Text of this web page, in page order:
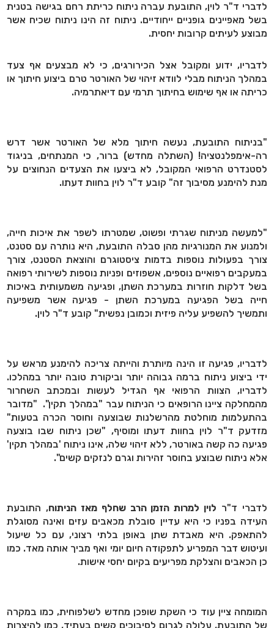
לדברי ד"ר לוין, התובעת עברה ניתוח כריתת רחם בגישה בטנית
בשל מאפיינים גופניים ייחודיים. ניתוח זה הינו ניתוח שכיח אשר
מבוצע לעיתים קרובות יחסית.
לדבריו, ידוע ומקובל אצל הכירורגים, כי לא מבצעים אף צעד
במהלך הניתוח מבלי לוודא זיהוי של האורטר טרם ביצוע חיתוך או
כריתה או אף שימוש בחיתוך תרמי עם דיאתרמיה.
"בניתוח התובעת, נעשה חיתוך מלא של האורטר אשר דרש
רה-אימפלנטציה! (השתלה מחדש) ברור, כי המנתחים, בניגוד
לסטנדרט הרפואי המקובל, לא ביצעו את הצעדים הנחוצים על
מנת להימנע מסיבוך זה" קובע ד"ר לוין בחוות דעתו.
"למעשה מניתוח שגרתי ופשוט, שמטרתו לשפר את איכות חייה,
ולמנוע את המנורגיות מהן סבלה התובעת, היא נותרה עם סטנט,
צורך בפעולות נוספות בדמות ציסטוגרם והוצאת הסטנט, צורך
במעקבים רפואיים נוספים, אשפוזים ופניות נוספות לשירותי רפואה
בשל דלקות חוזרות במערכת השתן, ופגיעה משמעותית באיכות
חייה בשל הפגיעה במערכת השתן - פגיעה אשר משפיעה
ותמשיך להשפיע עליה פיזית וכמובן נפשית" קובע ד"ר לוין.
לדבריו, פגיעה זו הינה מיותרת והייתה צריכה להימנע מראש על
ידי ביצוע ניתוח ברמה גבוהה יותר וביקורת טובה יותר במהלכו.
לדבריו, הצוות הרפואי אף הגדיל לעשות ובמכתב השחרור
מהמחלקה ציינו הרופאים כי הניתוח עבר "במהלך תקין". "מדובר
בהתעלמות מוחלטת מהרשלנות שבוצעה וחוסר הכרה בטעות"
מזדעק ד"ר לוין בחוות דעתו ומוסיף, "שכן ניתוח שבו בוצעה
פגיעה כה קשה באורטר, ללא זיהוי שלה, אינו ניתוח 'במהלך תקין'
אלא ניתוח שבוצע בחוסר זהירות וגרם לנזקים קשים".
לדברי ד"רלוין למרות הזמן הרב שחלף מאז הניתוח, התובעת
העידה בפניו כי היא עדיין סובלת מכאבים עזים ואינה מסוגלת
להתאפק. היא מאבדת שתן באופן בלתי רצוני, עם כל שיעול
ועיטוש דבר המפריע לתפקודה חיום יומי ואף מביך אותה מאד. כמו
כן הכאבים והצלקת מפריעים בקיום יחסי אישות.
המומחה ציין עוד כי השקת שופכן מחדש לשלפוחית, כמו במקרה
של התובעת, עלולה לגרום לסיבוכים קשים בעתיד, כמו להיצרות